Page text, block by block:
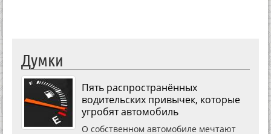
Думки
Пять распространённых
водительских привычек, которые
угробят автомобиль
О собственном автомобиле мечтают